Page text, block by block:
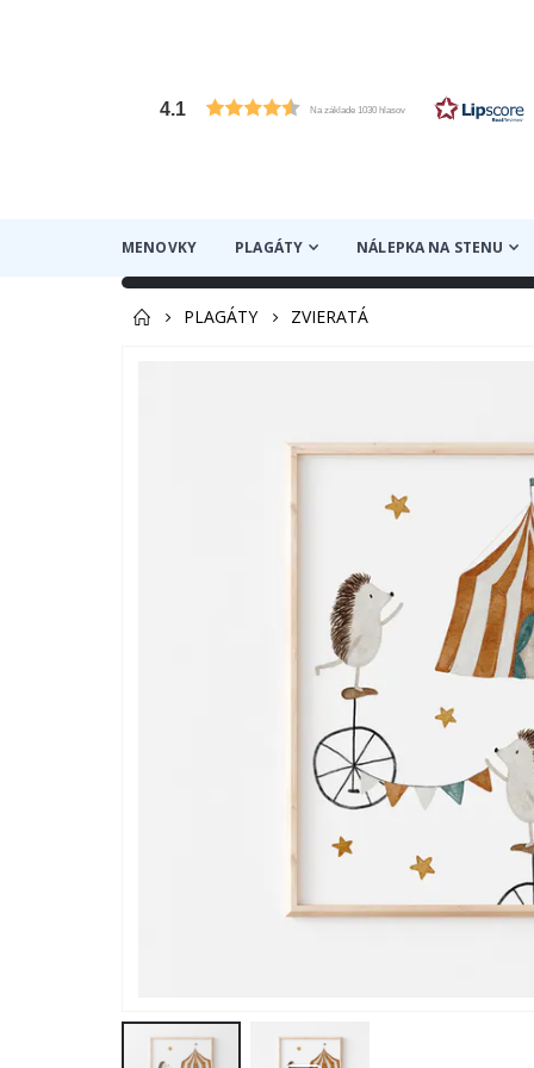
4.1 Na základe 1030 hlasov
MENOVKY PLAGÁTY NÁLEPKA NA STENU
PLAGÁTY
ZVIERATÁ